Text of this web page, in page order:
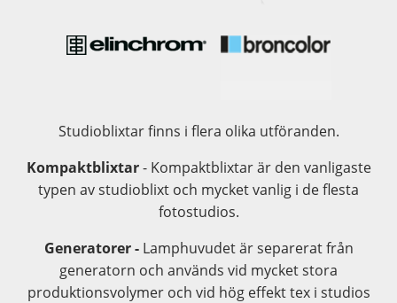
Studioblixtar finns i flera olika utföranden.
Kompaktblixtar- Kompaktblixtar är den vanligaste
typen av studioblixt och mycket vanlig i de flesta
fotostudios.
Generatorer -Lamphuvudet är separerat från
generatorn och används vid mycket stora
produktionsvolymer och vid hög effekt tex i studios